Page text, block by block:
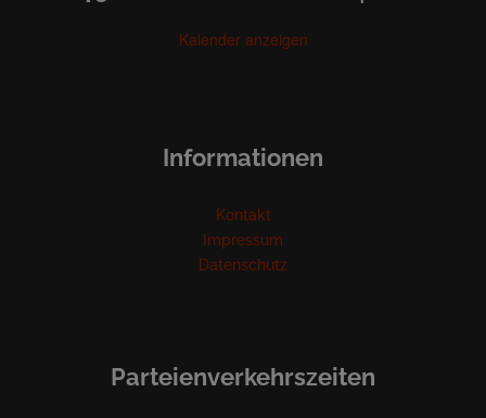
Kalender anzeigen
Informationen
Kontakt
Impressum
Datenschutz
Parteienverkehrszeiten